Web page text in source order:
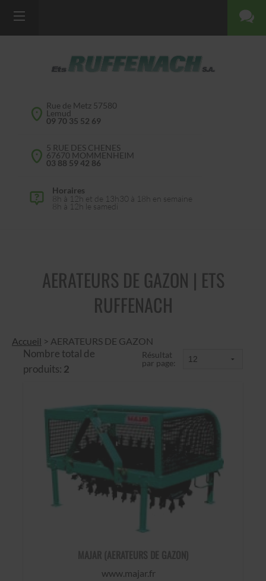
Rue de Metz 57580
Lemud
09 70 35 52 69
5 RUE DES CHENES
67670 MOMMENHEIM
03 88 59 42 86
Horaires
8h à 12h et de 13h30 à 18h en semaine
8h à 12h le samedi
AERATEURS DE GAZON | ETS
RUFFENACH
Accueil > AERATEURS DE GAZON
Nombre total de
produits: 2
Résultat
par page:
www.majar.fr